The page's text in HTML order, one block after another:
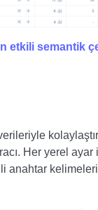
etkili semantik
Her yerel ayar
anahtar